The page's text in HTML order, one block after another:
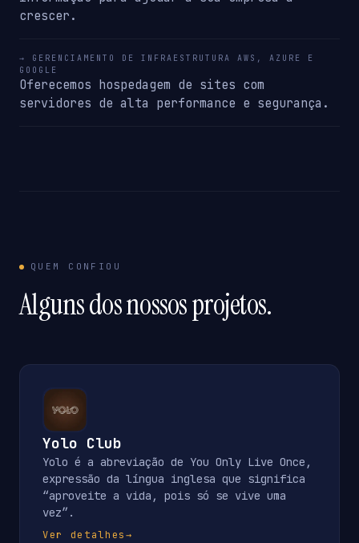
crescer.
→ GERENCIAMENTO DE INFRAESTRUTURA AWS, AZURE E
GOOGLE
Oferecemos hospedagem de sites com
servidores de alta performance e segurança.
QUEM CONFIOU
Alguns dos nossos projetos.
Yolo Club
Yolo é a abreviação de You Only Live Once,
expressão da língua inglesa que significa
“aproveite a vida, pois só se vive uma
vez”.
Ver detalhes→